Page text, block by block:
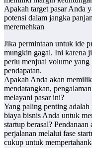
Apakah target pasar Anda
potensi dalam jangka
meremehkan
Jika permintaan untuk ide
mungkin gagal. Ini karena
perlu menjual volume
pendapatan.
Apakah Anda akan
mendatangkan,
melayani pasar ini?
Yang paling penting
biaya bisnis Anda untuk
startup berasal?
perjalanan melalui fase
cukup untuk